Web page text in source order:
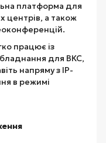
платформа для
центрів, а також
працює із
для ВКС,
напряму з IP-
в режимі